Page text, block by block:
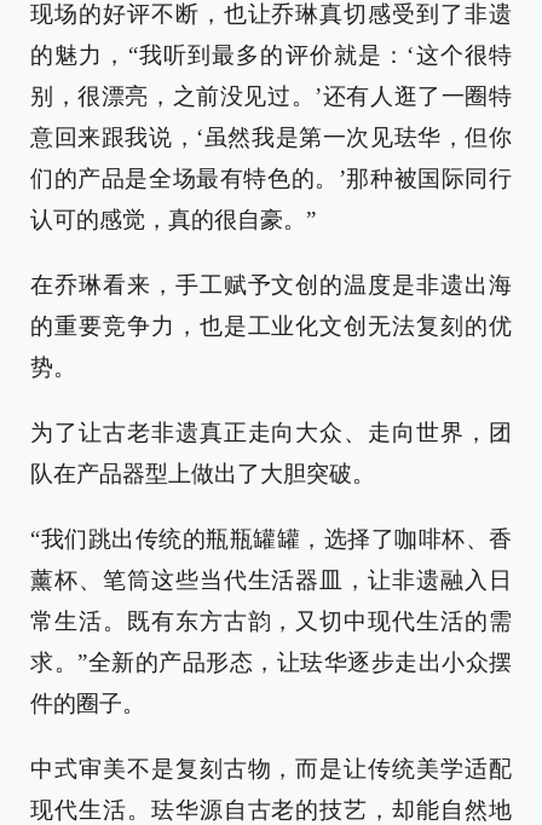
现场的好评不断，也让乔琳真切感受到了非遗
的魅力，“我听到最多的评价就是：‘这个很特
别，很漂亮，之前没见过。’还有人逛了一圈特
意回来跟我说，‘虽然我是第一次见珐华，但你
们的产品是全场最有特色的。’那种被国际同行
认可的感觉，真的很自豪。”
在乔琳看来，手工赋予文创的温度是非遗出海
的重要竞争力，也是工业化文创无法复刻的优
势。
为了让古老非遗真正走向大众、走向世界，团
队在产品器型上做出了大胆突破。
“我们跳出传统的瓶瓶罐罐，选择了咖啡杯、香
薰杯、笔筒这些当代生活器皿，让非遗融入日
常生活。既有东方古韵，又切中现代生活的需
求。”全新的产品形态，让珐华逐步走出小众摆
件的圈子。
中式审美不是复刻古物，而是让传统美学适配
现代生活。珐华源自古老的技艺，却能自然地